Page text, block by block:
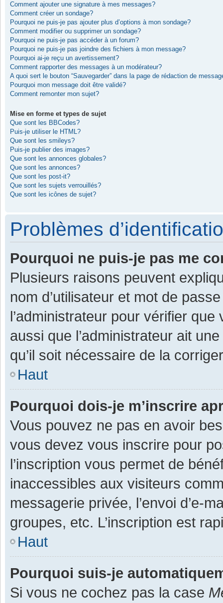
Comment ajouter une signature à mes messages?
Comment créer un sondage?
Pourquoi ne puis-je pas ajouter plus d’options à mon sondage?
Comment modifier ou supprimer un sondage?
Pourquoi ne puis-je pas accéder à un forum?
Pourquoi ne puis-je pas joindre des fichiers à mon message?
Pourquoi ai-je reçu un avertissement?
Comment rapporter des messages à un modérateur?
A quoi sert le bouton “Sauvegarder” dans la page de rédaction de
Pourquoi mon message doit être validé?
Comment remonter mon sujet?
Mise en forme et types de sujet
Que sont les BBCodes?
Puis-je utiliser le HTML?
Que sont les smileys?
Puis-je publier des images?
Que sont les annonces globales?
Que sont les annonces?
Que sont les post-it?
Que sont les sujets verrouillés?
Que sont les icônes de sujet?
Problèmes
Pourquoi ne puis-je pas me
Plusieurs raisons peuvent
nom d’utilisateur et mot de
l’administrateur pour vérifier
aussi que l’administrateur ait
qu’il soit nécessaire de la
Haut
Pourquoi dois-je m’inscrire
Vous pouvez ne pas en avoir
vous devez vous inscrire pour
l’inscription vous permet de
inaccessibles aux visiteurs
messagerie privée, l’envoi d’e-
groupes, etc. L’inscription est
Haut
Pourquoi suis-je
Si vous ne cochez pas la case